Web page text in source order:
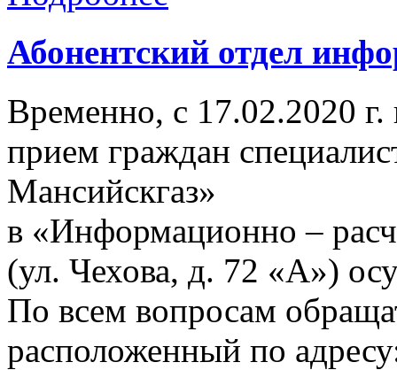
Абонентский отдел
Временно, с 17.02.2020 г.
прием граждан
Мансийскгаз»
в «Информационно –
(ул. Чехова, д. 72 «А»)
По всем вопросам
расположенный по